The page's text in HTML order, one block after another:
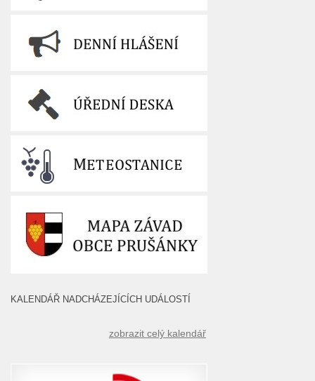
KALENDÁŘ NADCHÁZEJÍCÍCH UDÁLOSTÍ
zobrazit celý kalendář